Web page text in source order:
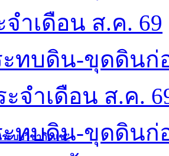
ะบบวิชากิวแช”
ำเดือน ส.ค. 69
ทบดิน-ขุดดินก่
จำเดือน ส.ค.
ทบดิน-ขุดดินก่